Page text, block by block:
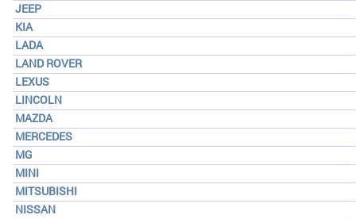
JEEP
KIA
LADA
LAND ROVER
LEXUS
LINCOLN
MAZDA
MERCEDES
MG
MINI
MITSUBISHI
NISSAN